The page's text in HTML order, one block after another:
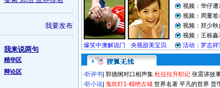
我要发布
我来说两句
精华区
辩论区
·听评书 郭德纲对口相声集 杜拉拉升职记 张震讲故
·听小说 鬼吹灯1-精绝古城 世界名著 平凡的世界 货